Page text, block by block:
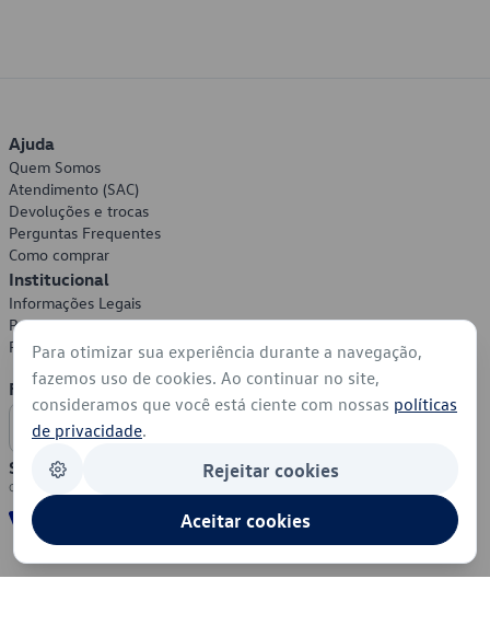
Ajuda
Quem Somos
Atendimento (SAC)
Devoluções e trocas
Perguntas Frequentes
Como comprar
Institucional
Informações Legais
Política de Privacidade
Política de Cookies
Formas de Pagamento
Segurança
Para otimizar sua experiência durante a navegação,
fazemos uso de cookies. Ao continuar no site,
consideramos que você está ciente com nossas políticas
de privacidade.
Rejeitar cookies
Aceitar cookies